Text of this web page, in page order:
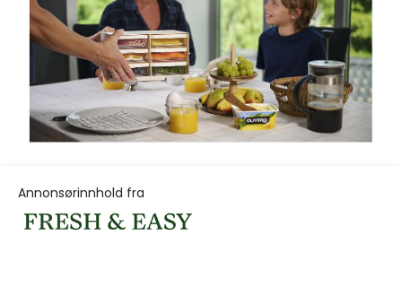
Annonsørinnhold fra